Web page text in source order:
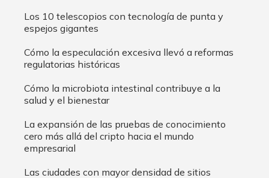
Los 10 telescopios con tecnología de punta y
espejos gigantes
Cómo la especulación excesiva llevó a reformas
regulatorias históricas
Cómo la microbiota intestinal contribuye a la
salud y el bienestar
La expansión de las pruebas de conocimiento
cero más allá del cripto hacia el mundo
empresarial
Las ciudades con mayor densidad de sitios